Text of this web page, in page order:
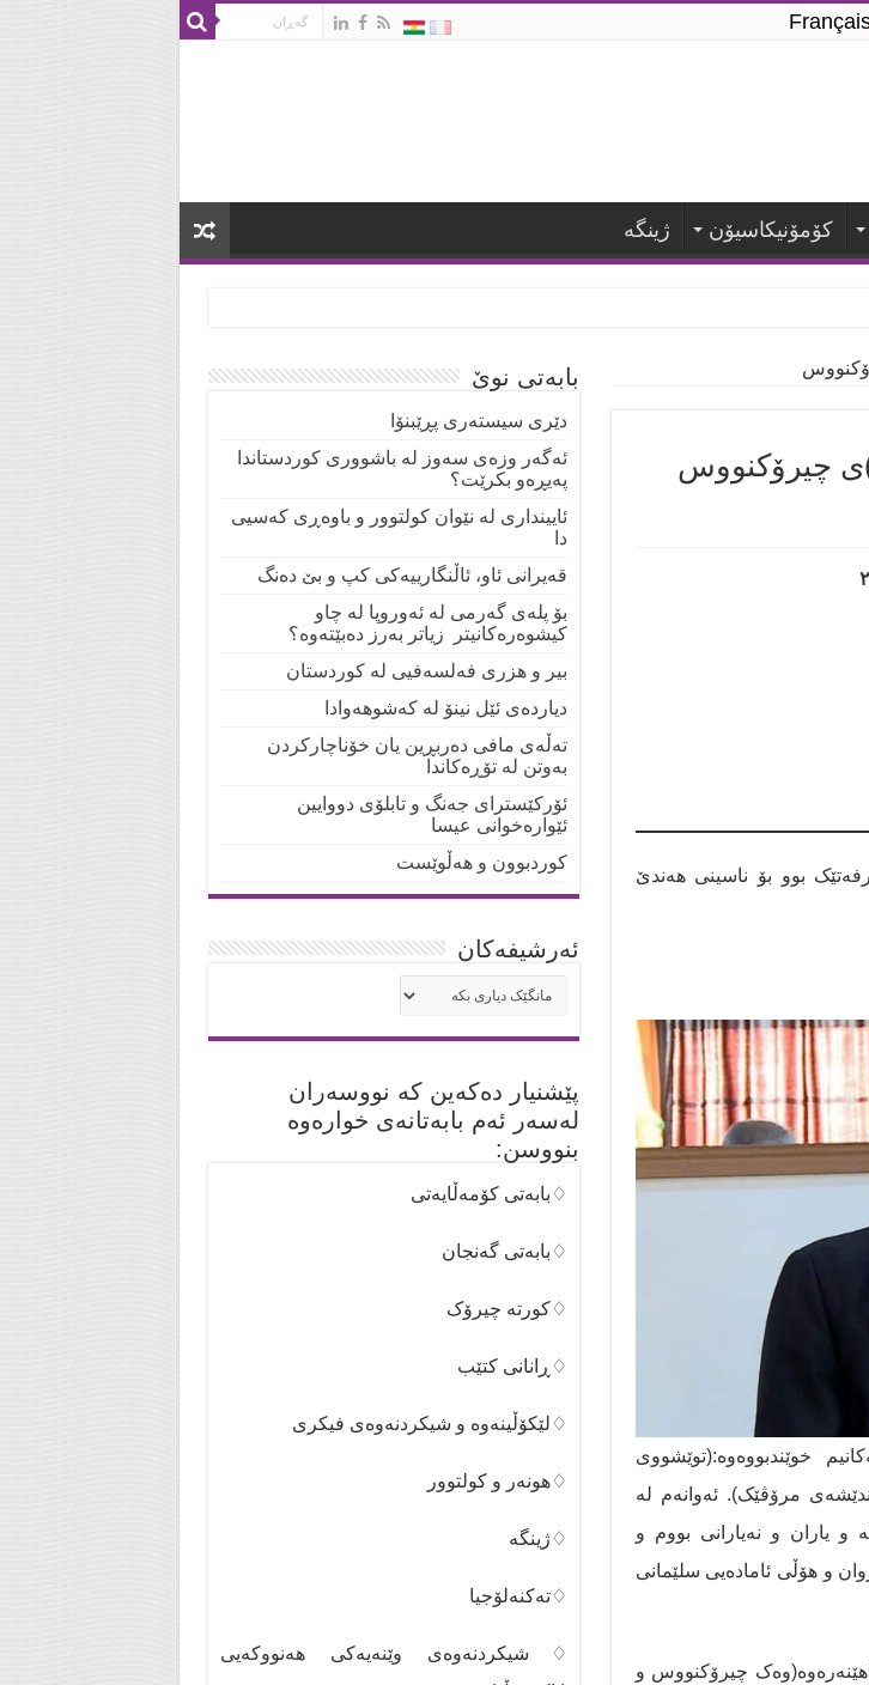
كۆمۆنیكاسیۆن ژینگە
چیرۆکنووس
بوو بۆ ناسینی هەندێ
خوێندبووەوە:(توێشووی
مرۆڤێک). ئەوانەم لە
و یاران و نەیارانی بووم و
و هۆڵی ئامادەیی سلێمانی
چیرۆکنووس و
بابەتی نوێ
دێری سیستەری پڕێبنۆا
ئەگەر وزەی سەوز لە باشووری کوردستاندا
پەیڕەو بکرێت؟
ئایینداری لە نێوان کولتوور و باوەڕی کەسیی
دا
قەیرانی ئاو، ئاڵنگارییەکی کپ و بێ دەنگ
بۆ پلەی گەرمی لە ئەوروپا لە چاو
کیشوەرەکانیتر زیاتر بەرز دەبێتەوە؟
بیر و هزری فەلسەفیی لە کوردستان
دیاردەی ئێل نینۆ لە کەشوهەوادا
تەڵەی مافی دەربڕین یان خۆناچارکردن
بەوتن لە تۆڕەکاندا
ئۆرکێسترای جەنگ و تابلۆی دووایین
ئێوارەخوانی عیسا
کوردبوون و هەڵوێست
ئه‌رشیفه‌کان
ئه‌رشیفه‌کان
پێشنیار دەکەین کە نووسەران
لەسەر ئەم بابەتانەی خوارەوە
بنووسن:
♢بابەتی کۆمەڵایەتی
♢بابەتی گەنجان
♢کورتە چیرۆک
♢ڕانانی کتێب
♢لێکۆڵینەوە و شیکردنەوەی فیکری
♢هونەر و کولتوور
♢ژینگە
♢تەکنەلۆجیا
♢شیکردنەوەی وێنەیەکی هەنووکەیی